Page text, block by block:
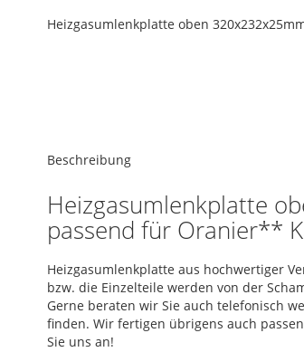
Heizgasumlenkplatte oben
gallery
to
of
the
images
gallery
Beschreibung
Heizgasumlenkplatte
passend für Oranier**
Heizgasumlenkplatte aus hochwertiger
bzw. die Einzelteile werden von der
Gerne beraten wir Sie auch telefonisch
finden. Wir fertigen übrigens auch
Sie uns an!